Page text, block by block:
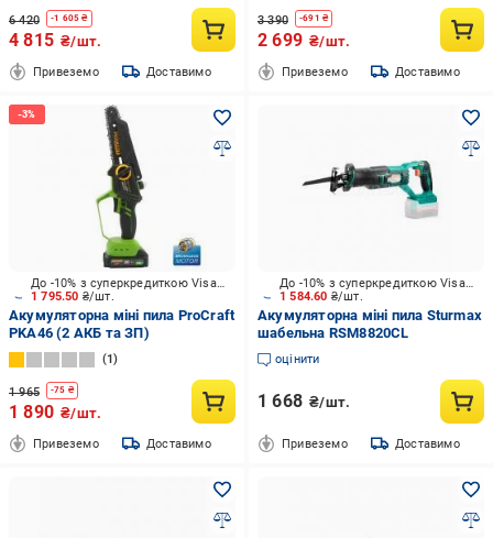
6 420 -1 605 ₴
4 815 ₴/шт.
Привеземо Доставимо
3 390 -691 ₴
2 699 ₴/шт.
Привеземо Доставимо
1 795.50 ₴/шт.
До -10% з суперкредиткою Visa Вигода
Акумуляторна міні пила ProCraft
PKA46 (2 АКБ та ЗП)
1
1 965 -75 ₴
1 890 ₴/шт.
Привеземо Доставимо
1 584.60 ₴/шт.
До -10% з суперкредиткою Visa Вигода
Акумуляторна міні пила Sturmax
шабельна RSM8820CL
оцінити
1 668 ₴/шт.
Привеземо Доставимо